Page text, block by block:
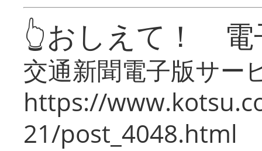
👆おしえて！ 電
交通新聞電子版サー
https://
21/post_4048.html